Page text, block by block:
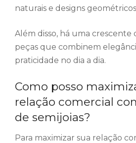
naturais e designs
Além disso, há uma crescente
peças que combinem
praticidade no dia a dia.
Como posso
relação comercial
de semijoias?
Para maximizar sua relação